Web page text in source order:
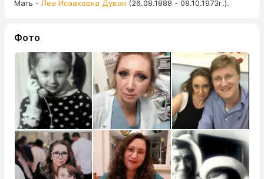
Мать - Леа Исааковна Дуван (26.08.1888 - 08.10.1973г.).
Фото